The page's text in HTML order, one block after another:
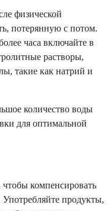
физической
потерянную с потом.
часа включайте в
растворы,
такие как натрий и
количество воды
для оптимальной
компенсировать
продукты,